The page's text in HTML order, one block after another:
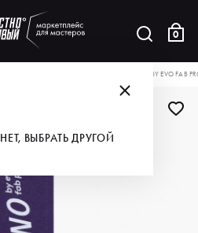
0
НЕТ, ВЫБРАТЬ ДРУГОЙ
STAINO BY EVO